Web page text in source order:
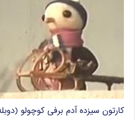
کارتون سیزده آدم برفی کوچولو